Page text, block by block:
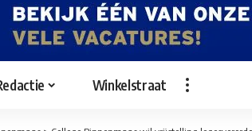
Winkelstraat